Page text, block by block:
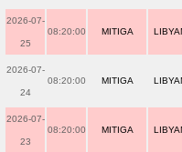
2026-07-
25
08:20:00 MITIGA
2026-07-
24
08:20:00 MITIGA
2026-07-
23
08:20:00 MITIGA